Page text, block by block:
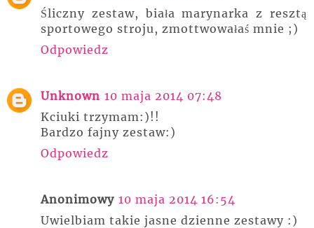
Śliczny zestaw, biała marynarka z resztą
sportowego stroju, zmottwowałaś mnie ;)
Odpowiedz
Unknown 10 maja 2014 07:48
Kciuki trzymam:)!!
Bardzo fajny zestaw:)
Odpowiedz
Anonimowy 10 maja 2014 16:54
Uwielbiam takie jasne dzienne zestawy :)